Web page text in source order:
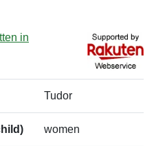
in
Tudor
women